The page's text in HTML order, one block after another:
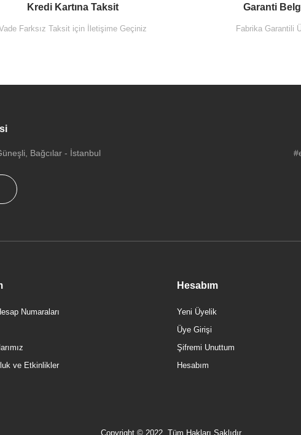
Kredi Kartına Taksit
Farksız Taksit için İletişime Geçiniz
Garanti
Fabrika Garantili
Bağcılar - İstanbul
Numaraları
ve Etkinlikler
Hesabım
Yeni Üyelik
Üye Girişi
Şifremi Unuttum
Hesabım
Copyright © 2022, Tüm Hakları Saklıdır.